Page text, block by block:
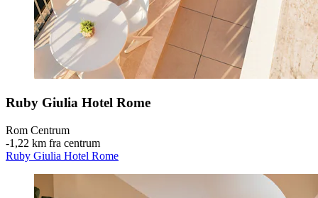
Ruby Giulia Hotel Rome
Rom Centrum
‐1,22 km fra centrum
Ruby Giulia Hotel Rome